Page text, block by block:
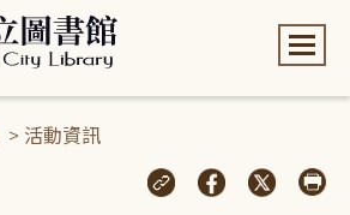
> 活動資訊